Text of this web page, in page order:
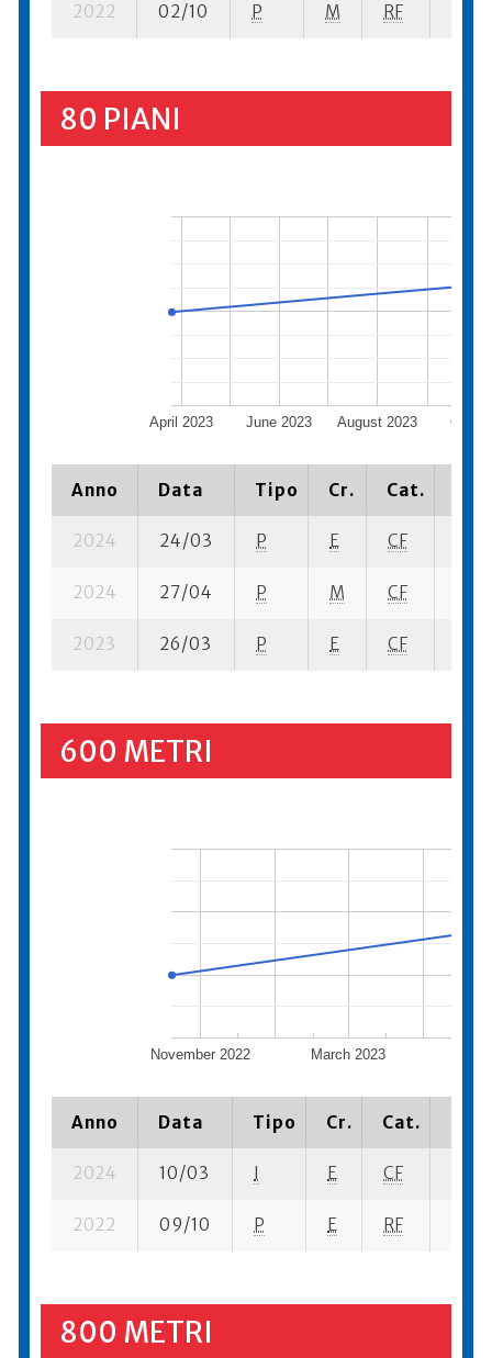
2022 02/10 P M RF
80 PIANI
April 2023 June 2023 August 2023
Anno Data Tipo Cr. Cat.
2024 24/03 P E CF
2024 27/04 P M CF
2023 26/03 P E CF
600 METRI
November 2022 March 2023
Anno Data Tipo Cr. Cat.
2024 10/03 I E CF
2022 09/10 P E RF
800 METRI